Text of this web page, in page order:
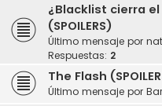
¿Blacklist cierra
(SPOILERS)
Último mensaje por
Respuestas: 2
The Flash
Último mensaje por